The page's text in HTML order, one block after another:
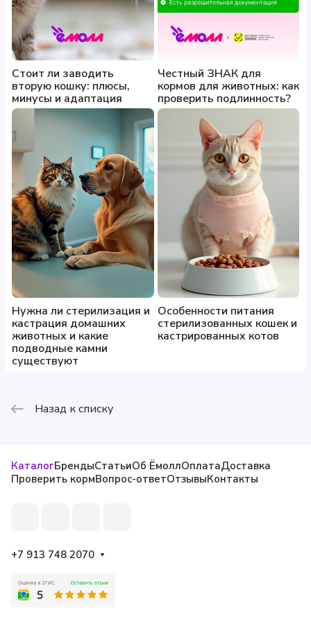
Стоит ли заводить
вторую кошку: плюсы,
минусы и адаптация
Честный ЗНАК для
кормов для животных: как
проверить подлинность?
Нужна ли стерилизация и
кастрация домашних
животных и какие
подводные камни
существуют
Особенности питания
стерилизованных кошек и
кастрированных котов
Назад к списку
КаталогБрендыСтатьиОб ЁмоллОплатаДоставка
Проверить кормВопрос-ответОтзывыКонтакты
+7 913 748 2070